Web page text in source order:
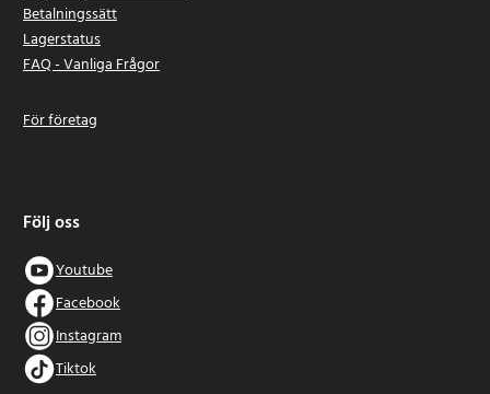
Betalningssätt
Lagerstatus
FAQ - Vanliga Frågor
För företag
Följ oss
Youtube
Facebook
Instagram
Tiktok